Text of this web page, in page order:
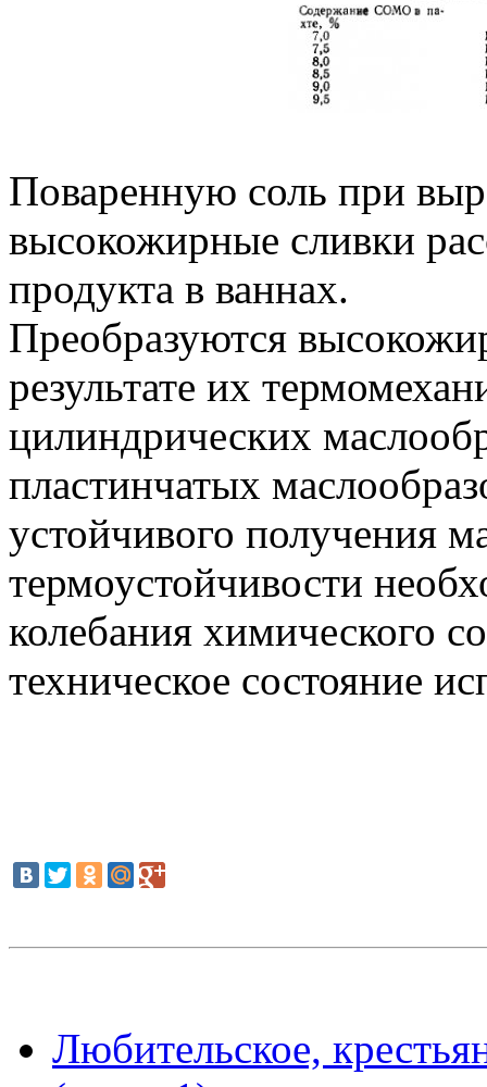
Поваренную соль при
высокожирные сливки
продукта в ваннах.
Преобразуются
результате их
цилиндрических
пластинчатых
устойчивого получения
термоустойчивости
колебания химического
техническое состояние
Любительское,